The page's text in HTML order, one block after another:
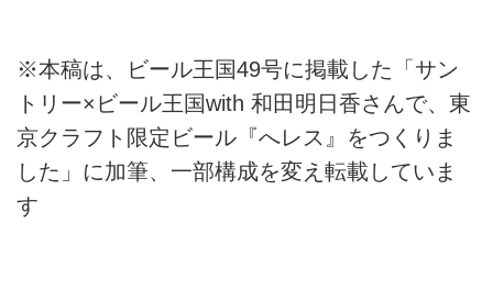
※本稿は、ビール王国49号に掲載した「サン
トリー×ビール王国with 和田明日香さんで、東
京クラフト限定ビール『へレス』をつくりま
した」に加筆、一部構成を変え転載していま
す